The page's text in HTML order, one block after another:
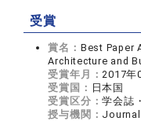
受賞
賞名： Best Paper
Architecture and
受賞年月：2017年
受賞国： 日本国
受賞区分：学会誌
授与機関：